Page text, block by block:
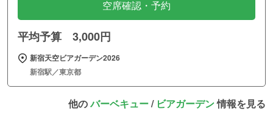
空席確認・予約
平均予算 3,000円
新宿天空ビアガーデン2026
新宿駅／東京都
他のバーベキュー/ ビアガーデン情報を見る